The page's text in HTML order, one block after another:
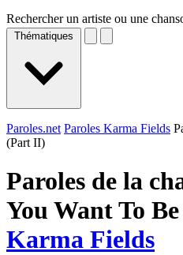
Rechercher un artiste ou une
Thématiques
Paroles.net Paroles Karma Fields
(Part II)
Paroles de la
You Want To
Karma Fields